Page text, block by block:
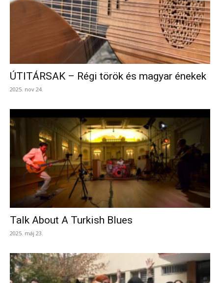
ÚTITÁRSAK – Régi török és magyar énekek
2025. nov 24.
Talk About A Turkish Blues
2025. máj 23.